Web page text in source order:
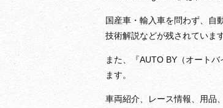
国産車・輸入車を問わず、自
技術解説などが残されています
また、『AUTO BY（オート
ます。
車両紹介、レース情報、用品